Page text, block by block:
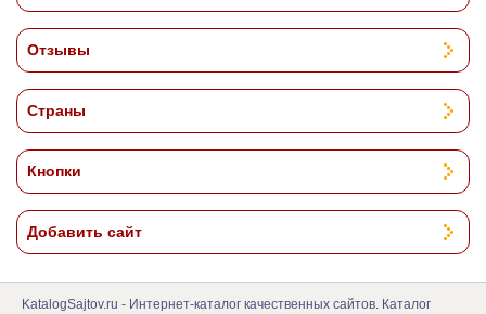
Отзывы
Страны
Кнопки
Добавить сайт
KatalogSajtov.ru - Интернет-каталог качественных сайтов. Каталог